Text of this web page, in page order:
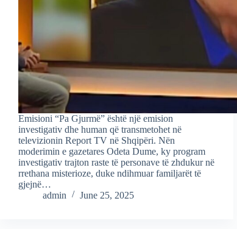
Emisioni “Pa Gjurmë” është një emision
investigativ dhe human që transmetohet në
televizionin Report TV në Shqipëri. Nën
moderimin e gazetares Odeta Dume, ky program
investigativ trajton raste të personave të zhdukur në
rrethana misterioze, duke ndihmuar familjarët të
gjejnë…
admin
June 25, 2025